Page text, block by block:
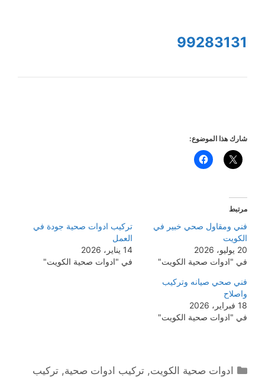
99283131
شارك هذا الموضوع:
مرتبط
فني ومقاول صحي خبير في
الكويت
20 يوليو، 2026
في "ادوات صحية الكويت"
تركيب ادوات صحية جودة في
العمل
14 يناير، 2026
في "ادوات صحية الكويت"
فني صحي صيانه وتركيب
واصلاح
18 فبراير، 2026
في "ادوات صحية الكويت"
التصنيفات
ادوات صحية الكويت,تركيب ادوات صحية,تركيب